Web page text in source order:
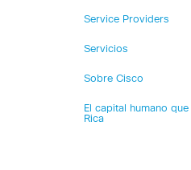
Service Providers
Servicios
Sobre Cisco
El capital humano
Rica